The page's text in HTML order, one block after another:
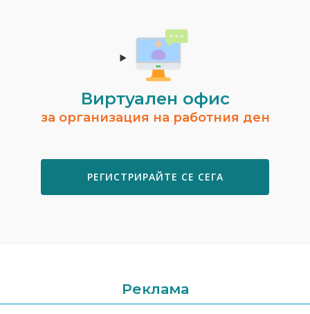
Виртуален офис
за организация на работния ден
РЕГИСТРИРАЙТЕ СЕ СЕГА
Реклама